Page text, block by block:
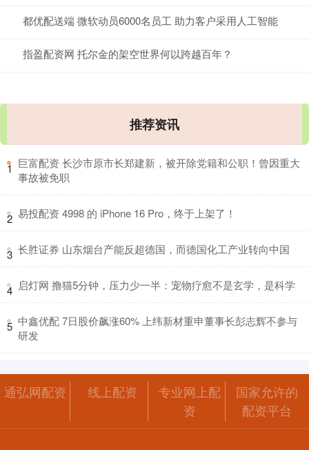
都优配送端 微软动员6000名员工 助力客户采用人工智能
指盈配资网 托尔金的架空世界何以跨越百年？
推荐资讯
1 ​巨富配资 长沙市原市长郑建新，被开除党籍和公职！曾因重大
事故被免职
2 ​易投配资 4998 的 iPhone 16 Pro，终于上架了！
3 ​长胜证券 山东烟台产能反超德国，而德国化工产业转向中国
4 ​启灯网 撸猫5分钟，压力少一半：宠物疗愈不是玄学，是科学
5 ​中鑫优配 7日股价飙涨60% 上纬新材重申董事长彭志辉不参与
研发
通弘网配资 线上配资
专业网上配
资
国家允许的
配资平台